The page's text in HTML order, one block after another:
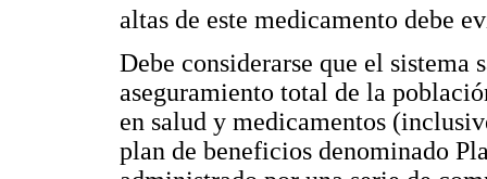
altas de este medicamento debe
Debe considerarse que el sistema
aseguramiento total de la
en salud y medicamentos
plan de beneficios denominado